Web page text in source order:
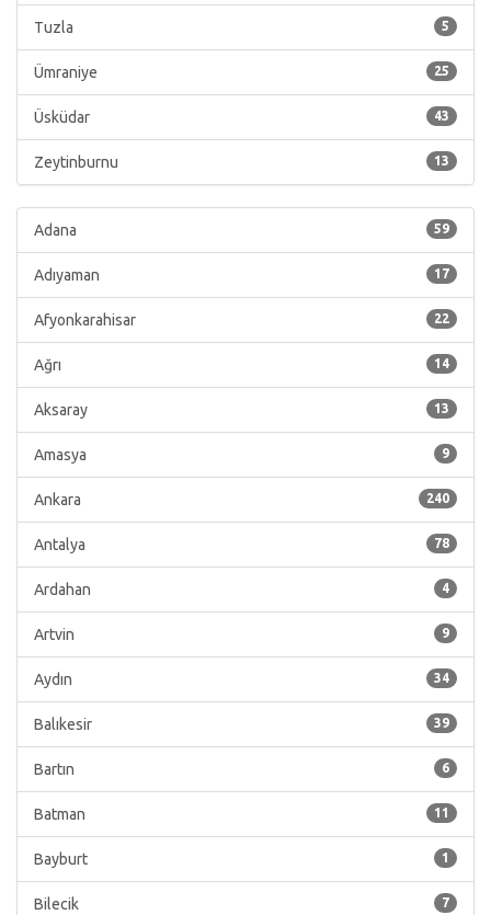
5
Tuzla
25
Ümraniye
43
Üsküdar
13
Zeytinburnu
59
Adana
17
Adıyaman
22
Afyonkarahisar
14
Ağrı
13
Aksaray
9
Amasya
240
Ankara
78
Antalya
4
Ardahan
9
Artvin
34
Aydın
39
Balıkesir
6
Bartın
11
Batman
1
Bayburt
7
Bilecik